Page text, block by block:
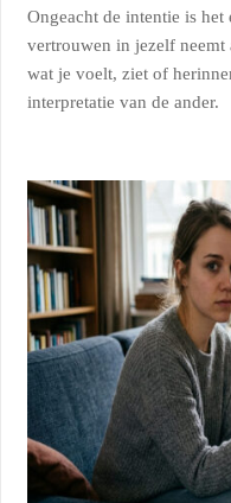
Ongeacht de intentie is
vertrouwen in jezelf neemt
wat je voelt, ziet of
interpretatie van de ander.